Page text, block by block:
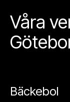
Våra
Bäckebol